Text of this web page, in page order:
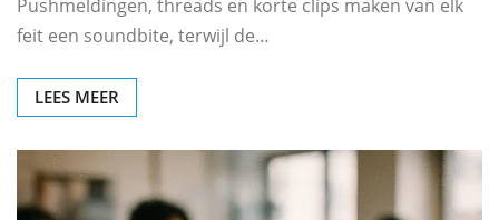
Pushmeldingen, threads en korte clips maken van elk
feit een soundbite, terwijl de…
LEES MEER